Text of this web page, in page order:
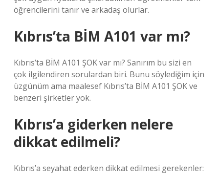
öğrencilerini tanır ve arkadaş olurlar.
Kıbrıs’ta BİM A101 var mı?
Kıbrıs’ta BİM A101 ŞOK var mı? Sanırım bu sizi en
çok ilgilendiren sorulardan biri. Bunu söylediğim için
üzgünüm ama maalesef Kıbrıs’ta BİM A101 ŞOK ve
benzeri şirketler yok.
Kıbrıs’a giderken nelere
dikkat edilmeli?
Kıbrıs’a seyahat ederken dikkat edilmesi gerekenler: